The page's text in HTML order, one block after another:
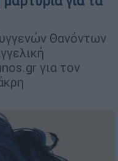
Θανόντων
για τον